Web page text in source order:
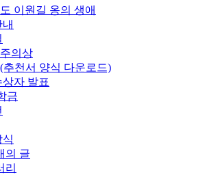
이원길 옹의 생애
의상
추천서 양식 다운로드)
자 발표
금
식
의 글
리